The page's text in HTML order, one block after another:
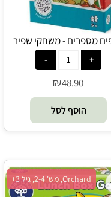
מספרים - משחקי שפיר
₪48.90
הוסף לסל
Orchard, מש' 2-4, גיל 3+